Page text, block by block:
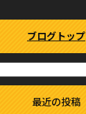
ブログトップ
最近の投稿